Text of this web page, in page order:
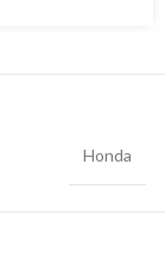
Honda